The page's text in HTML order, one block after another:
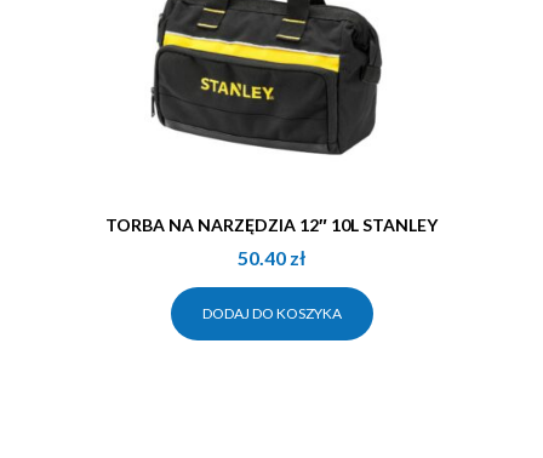
TORBA NA NARZĘDZIA 12″ 10L STANLEY
50.40 zł
DODAJ DO KOSZYKA